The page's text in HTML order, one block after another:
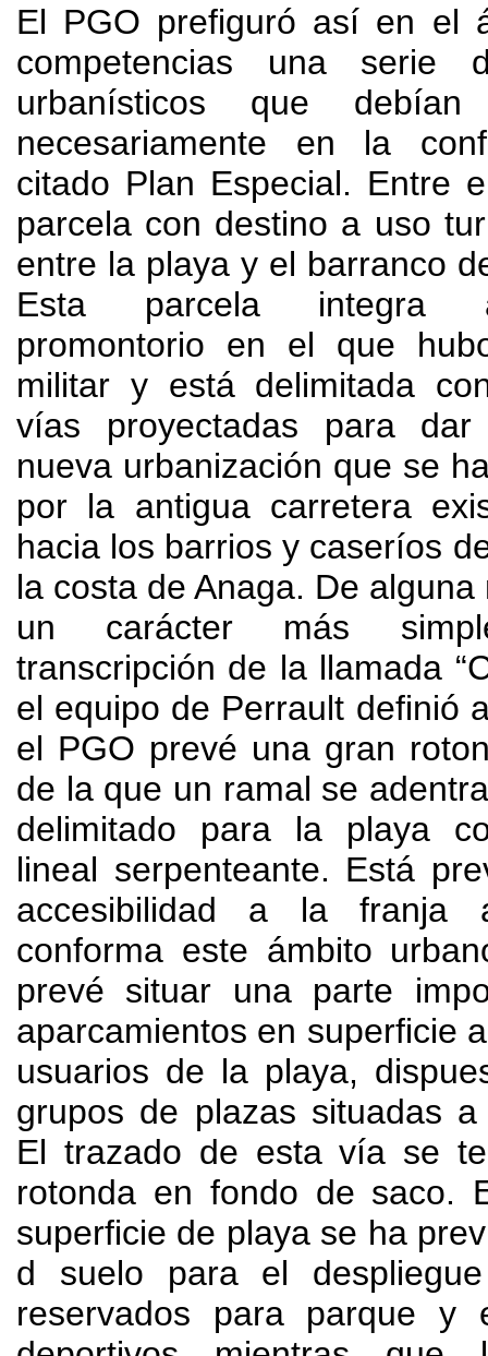
El PGO prefiguró así en el
competencias una serie
urbanísticos que debían
necesariamente en la
citado Plan Especial. Entre
parcela con destino a uso
entre la playa y el barranco
Esta parcela integra
promontorio en el que
militar y está delimitada
vías proyectadas para
nueva urbanización que se
por la antigua carretera
hacia los barrios y caseríos
la costa de Anaga. De
un carácter más
transcripción de la llamada
el equipo de Perrault definió
el PGO prevé una gran
de la que un ramal se
delimitado para la playa
lineal serpenteante. Está
accesibilidad a la franja
conforma este ámbito
prevé situar una parte
aparcamientos en superficie
usuarios de la playa,
grupos de plazas situadas
El trazado de esta vía se
rotonda en fondo de saco.
superficie de playa se ha
d suelo para el
reservados para parque y